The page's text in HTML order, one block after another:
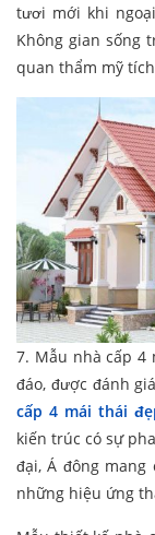
tươi mới khi
Không gian sống
quan thẩm mỹ
7. Mẫu nhà cấp 4
đáo, được đánh
cấp 4 mái thái
kiến trúc có sự
đại, Á đông
những hiệu ứng